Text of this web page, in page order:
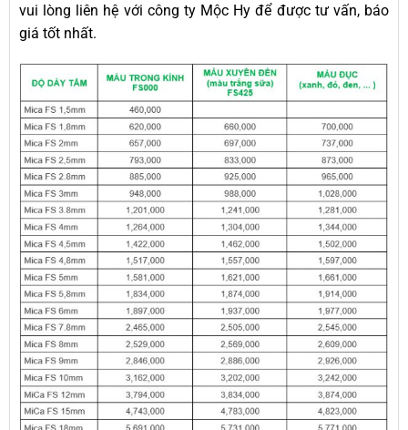
vui lòng liên hệ với công ty Mộc Hy để được tư vấn, báo
giá tốt nhất.